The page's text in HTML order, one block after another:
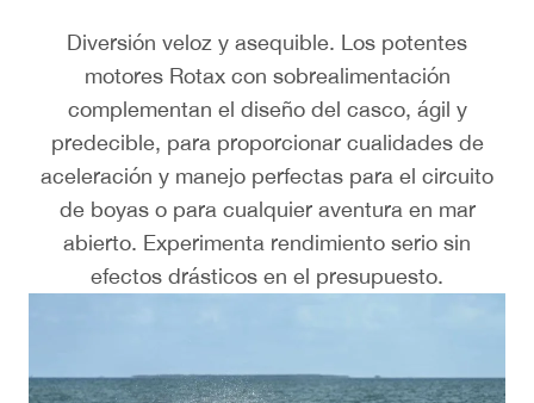
Diversión veloz y asequible. Los potentes
motores Rotax con sobrealimentación
complementan el diseño del casco, ágil y
predecible, para proporcionar cualidades de
aceleración y manejo perfectas para el circuito
de boyas o para cualquier aventura en mar
abierto. Experimenta rendimiento serio sin
efectos drásticos en el presupuesto.